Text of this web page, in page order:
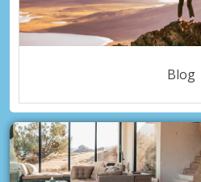
Blog